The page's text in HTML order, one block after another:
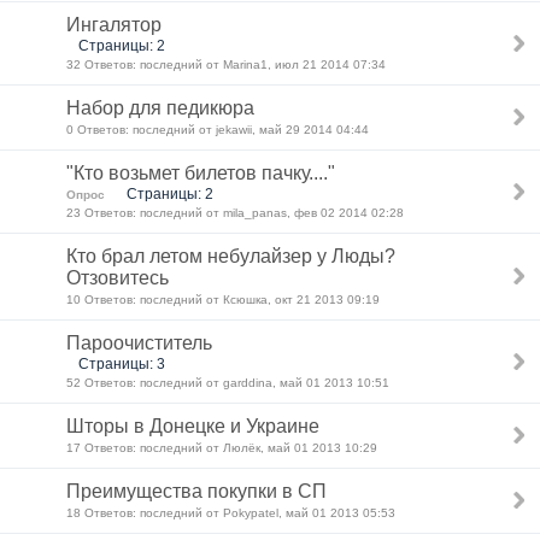
Ингалятор
Страницы: 2
32 Ответов: последний от Marina1, июл 21 2014 07:34
Набор для педикюра
0 Ответов: последний от jekawii, май 29 2014 04:44
"Кто возьмет билетов пачку...."
Опрос Страницы: 2
23 Ответов: последний от mila_panas, фев 02 2014 02:28
Кто брал летом небулайзер у Люды?
Отзовитесь
10 Ответов: последний от Ксюшка, окт 21 2013 09:19
Пароочиститель
Страницы: 3
52 Ответов: последний от garddina, май 01 2013 10:51
Шторы в Донецке и Украине
17 Ответов: последний от Люлёк, май 01 2013 10:29
Преимущества покупки в СП
18 Ответов: последний от Pokypatel, май 01 2013 05:53